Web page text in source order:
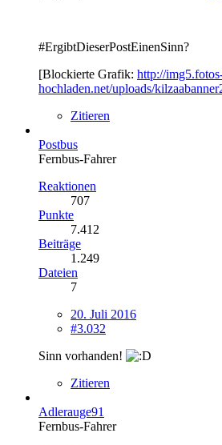
#ErgibtDieserPostEinenSinn?
[Blockierte Grafik: http://
hochladen.net/uploads/
Zitieren
Postbus
Fernbus-Fahrer
Reaktionen
707
Punkte
7.412
Beiträge
1.249
Dateien
7
20. Juli 2016
#3.032
Sinn vorhanden!
Zitieren
Adlerauge91
Fernbus-Fahrer